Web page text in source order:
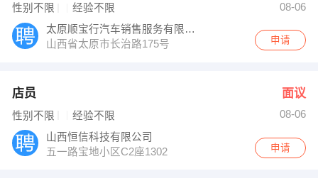
性别不限 经验不限
08-06
太原顺宝行汽车销售服务有限公司
山西省太原市长治路175号
申请
店员 面议
性别不限 经验不限
08-06
山西恒信科技有限公司
五一路宝地小区C2座1302
申请